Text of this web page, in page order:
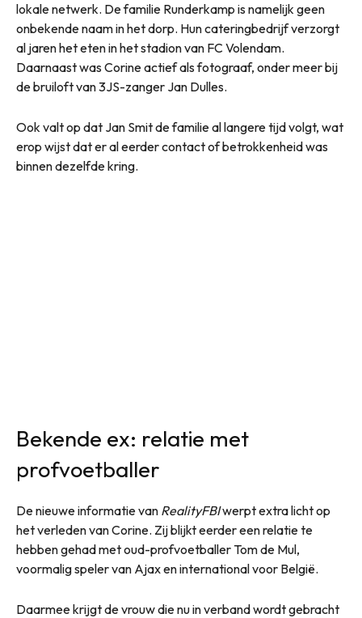
lokale netwerk. De familie Runderkamp is namelijk geen
onbekende naam in het dorp. Hun cateringbedrijf verzorgt
al jaren het eten in het stadion van FC Volendam.
Daarnaast was Corine actief als fotograaf, onder meer bij
de bruiloft van 3JS-zanger Jan Dulles.
Ook valt op dat Jan Smit de familie al langere tijd volgt, wat
erop wijst dat er al eerder contact of betrokkenheid was
binnen dezelfde kring.
Bekende ex: relatie met
profvoetballer
De nieuwe informatie van RealityFBIwerpt extra licht op
het verleden van Corine. Zij blijkt eerder een relatie te
hebben gehad met oud-profvoetballer Tom de Mul,
voormalig speler van Ajax en international voor België.
Daarmee krijgt de vrouw die nu in verband wordt gebracht